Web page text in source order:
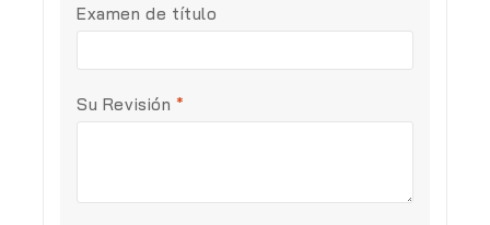
Examen de título
Su Revisión*